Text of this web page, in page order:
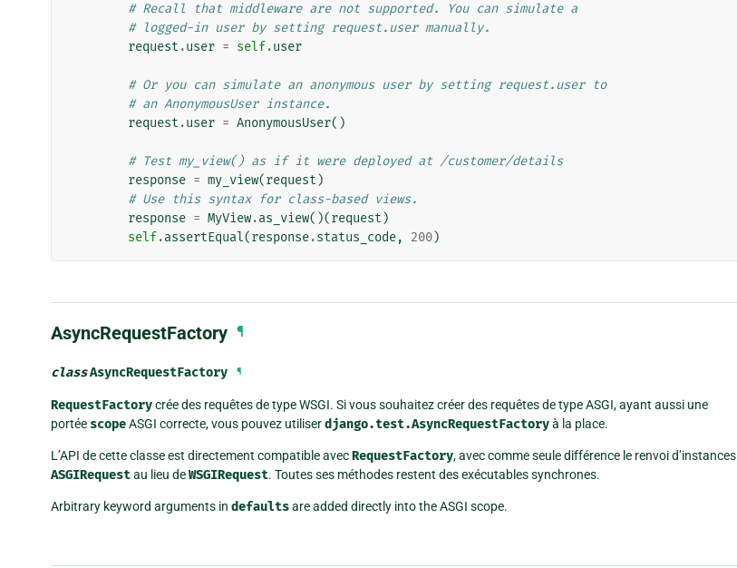
# Recall that middleware are not supported. You can simulate a
# logged-in user by setting request.user manually.
request .user = self.user
# Or you can simulate an anonymous user by setting request.user to
# an AnonymousUser instance.
request .user = AnonymousUser()
# Test my_view() as if it were deployed at /customer/details
response = my_view(request )
# Use this syntax for class-based views.
response = MyView.as_view()(request )
self.assertEqual(response.status_code, 200)
AsyncRequestFactory ¶
classAsyncRequestFactory ¶
RequestFactorycrée des requêtes de type WSGI. Si vous souhaitez créer des requêtes de type ASGI, ayant aussi une
portée scopeASGI correcte, vous pouvez utiliserdjango.test.AsyncRequestFactoryà la place.
L’API de cette classe est directement compatible avecRequestFactory, avec comme seule différence le renvoi d’instances
ASGIRequestau lieu deWSGIRequest. Toutes ses méthodes restent des exécutables synchrones.
Arbitrary keyword arguments in defaultsare added directly into the ASGI scope.